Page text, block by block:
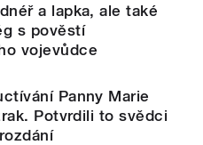
a lapka, ale také
s pověstí
vojevůdce
Panny Marie
Potvrdili to svědci